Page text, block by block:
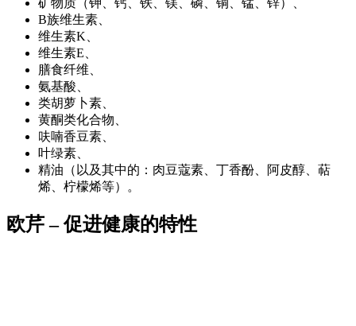
矿物质（钾、钙、铁、镁、磷、铜、锰、锌）、
B族维生素、
维生素K、
维生素E、
膳食纤维、
氨基酸、
类胡萝卜素、
黄酮类化合物、
呋喃香豆素、
叶绿素、
精油（以及其中的：肉豆蔻素、丁香酚、阿皮醇、萜
烯、柠檬烯等）。
欧芹 – 促进健康的特性